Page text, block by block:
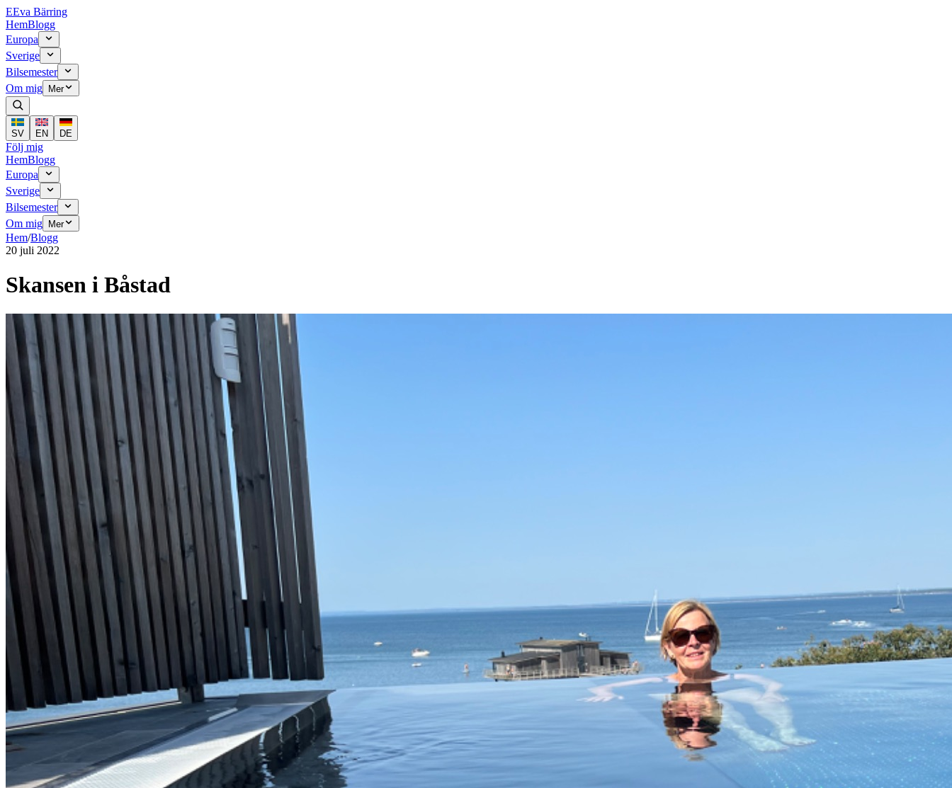
EEva Bärring
HemBlogg
Europa
Sverige
Bilsemester
Om mig
Mer
SV EN DE
Följ mig
HemBlogg
Europa
Sverige
Bilsemester
Om mig
Mer
Hem/Blogg
20 juli 2022
Skansen i Båstad